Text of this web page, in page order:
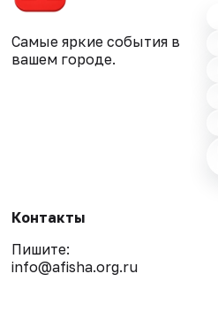
Самые яркие события в
вашем городе.
Контакты
Пишите:
info@afisha.org.ru